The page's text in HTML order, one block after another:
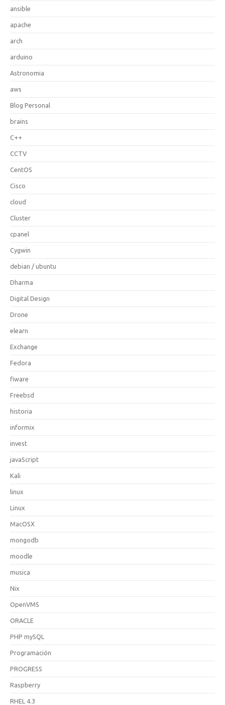
ansible
apache
arch
arduino
Astronomia
aws
Blog Personal
brains
C++
CCTV
CentOS
Cisco
cloud
Cluster
cpanel
Cygwin
debian / ubuntu
Dharma
Digital Design
Drone
elearn
Exchange
Fedora
fiware
Freebsd
historia
informix
invest
javaScript
Kali
linux
Linux
MacOSX
mongodb
moodle
musica
Nix
OpenVMS
ORACLE
PHP mySQL
Programación
PROGRESS
Raspberry
RHEL 4.3